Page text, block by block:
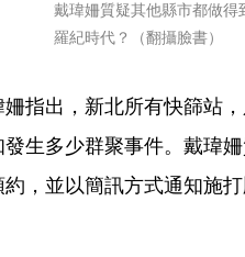
戴瑋姍質疑其他縣市都做
羅紀時代？（翻攝臉書）
姍指出，新北所有快篩站
發生多少群聚事件。戴瑋
約，並以簡訊方式通知施